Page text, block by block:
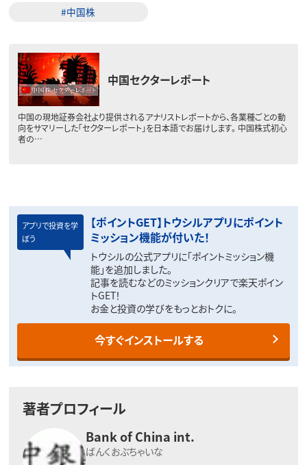
#中国株
中国セクターレポート
中国の現地証券会社より提供されるアナリストレポートから、各業種ごとの動
向をサマリーした「セクターレポート」を日本語でお届けします。 中国株式初心
者の…
アプリで投資を学
ぼう
【ポイントGET】トウシルアプリにポイント
ミッション機能が付いた！
トウシルの公式アプリに「ポイントミッション機
能」を追加しました。
記事を読むなどのミッションクリアで楽天ポイン
トGET！
お金と投資の学びをもっとおトクに。
今すぐインストールする
著者プロフィール
Bank of China int.
ばんくおぶちゃいな